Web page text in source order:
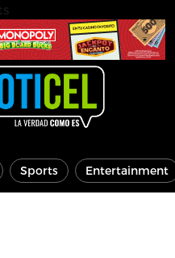
Sports Entertainment